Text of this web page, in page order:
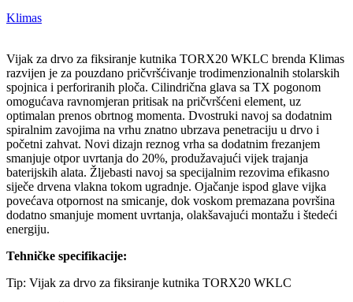
Klimas
Vijak za drvo za fiksiranje kutnika TORX20 WKLC brenda Klimas
razvijen je za pouzdano pričvršćivanje trodimenzionalnih stolarskih
spojnica i perforiranih ploča. Cilindrična glava sa TX pogonom
omogućava ravnomjeran pritisak na pričvršćeni element, uz
optimalan prenos obrtnog momenta. Dvostruki navoj sa dodatnim
spiralnim zavojima na vrhu znatno ubrzava penetraciju u drvo i
početni zahvat. Novi dizajn reznog vrha sa dodatnim frezanjem
smanjuje otpor uvrtanja do 20%, produžavajući vijek trajanja
baterijskih alata. Žljebasti navoj sa specijalnim rezovima efikasno
siječe drvena vlakna tokom ugradnje. Ojačanje ispod glave vijka
povećava otpornost na smicanje, dok voskom premazana površina
dodatno smanjuje moment uvrtanja, olakšavajući montažu i štedeći
energiju.
Tehničke specifikacije:
Tip: Vijak za drvo za fiksiranje kutnika TORX20 WKLC